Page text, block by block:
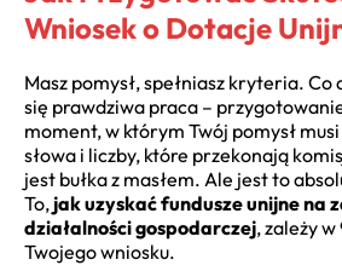
Wniosek o Dotacje
Masz pomysł, spełniasz kryteria. Co
się prawdziwa praca –
moment, w którym Twój pomysł
słowa i liczby, które przekonają
jest bułka z masłem. Ale jest to
To, jak uzyskać fundusze unijne na
działalności gospodarczej, zależy
Twojego wniosku.